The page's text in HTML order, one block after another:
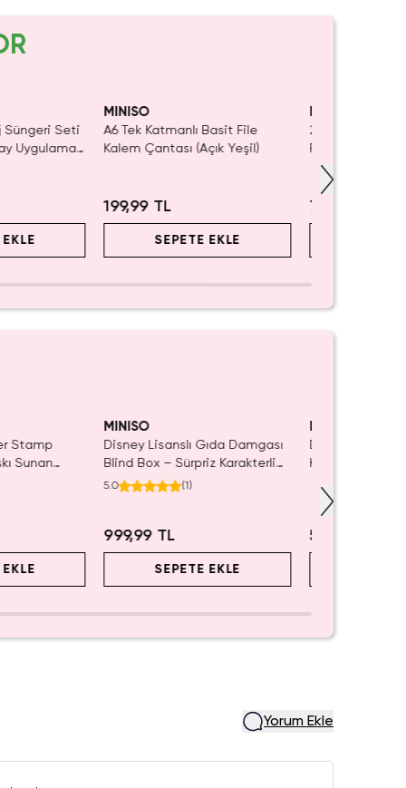
Süngeri Seti
Uygulama
EKLE
MINISO
A6 Tek Katmanlı Basit File
Kalem Çantası (Açık Yeşil)
199,99 TL
SEPETE EKLE
2'li Yuvarlak
Pens Seti –
Çocuk & Genç
79,99 TL
Stamp
Sunan
EKLE
MINISO
Disney Lisanslı Gıda Damgası
Blind Box – Sürpriz Karakterli
Eğlenceli Sunum
5.0 (1)
999,99 TL
SEPETE EKLE
Disney Lisanslı
Klipsli Figür –
549,99 TL
Yorum Ekle